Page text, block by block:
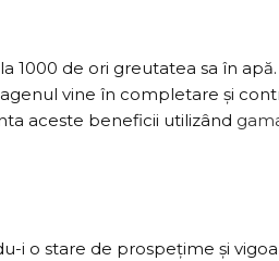
de ori greutatea sa în
vine în completare și
aceste beneficii utilizând
i o stare de prospețime și